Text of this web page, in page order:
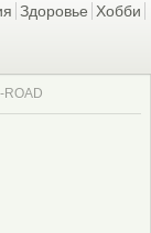
Здоровье Хобби
ROAD